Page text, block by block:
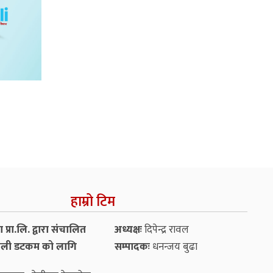
हाम्रो टिम
द्वारा संचालित
डटकम को लागि
अध्यक्षःदिपेन्द्र रावल
सम्पादकःधनन्‍जय बुढा